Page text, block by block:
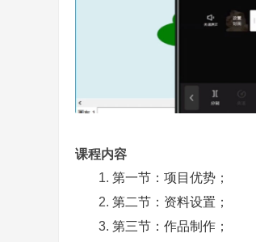
课程内容
第一节：项目优势；
第二节：资料设置；
第三节：作品制作；